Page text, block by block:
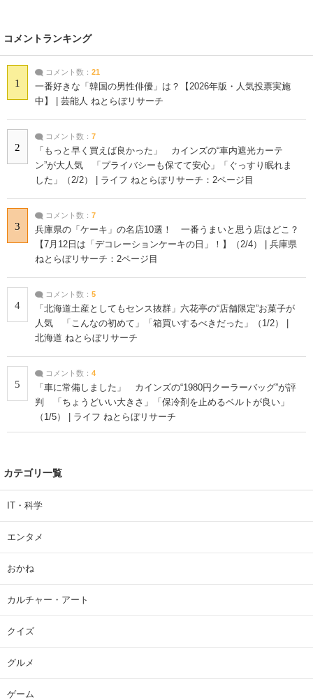
コメントランキング
1
コメント数： 21
一番好きな「韓国の男性俳優」は？【2026年版・人気投票実施
中】 | 芸能人 ねとらぼリサーチ
2
コメント数： 7
「もっと早く買えば良かった」 カインズの“車内遮光カーテ
ン”が大人気 「プライバシーも保てて安心」「ぐっすり眠れま
した」（2/2） | ライフ ねとらぼリサーチ：2ページ目
3
コメント数： 7
兵庫県の「ケーキ」の名店10選！ 一番うまいと思う店はどこ？
【7月12日は「デコレーションケーキの日」！】（2/4） | 兵庫県
ねとらぼリサーチ：2ページ目
4
コメント数： 5
「北海道土産としてもセンス抜群」六花亭の“店舗限定”お菓子が
人気 「こんなの初めて」「箱買いするべきだった」（1/2） |
北海道 ねとらぼリサーチ
5
コメント数： 4
「車に常備しました」 カインズの“1980円クーラーバッグ”が評
判 「ちょうどいい大きさ」「保冷剤を止めるベルトが良い」
（1/5） | ライフ ねとらぼリサーチ
カテゴリ一覧
IT・科学
エンタメ
おかね
カルチャー・アート
クイズ
グルメ
ゲーム